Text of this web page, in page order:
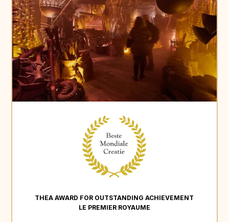
THEA AWARD FOR OUTSTANDING ACHIEVEMENT
LE PREMIER ROYAUME